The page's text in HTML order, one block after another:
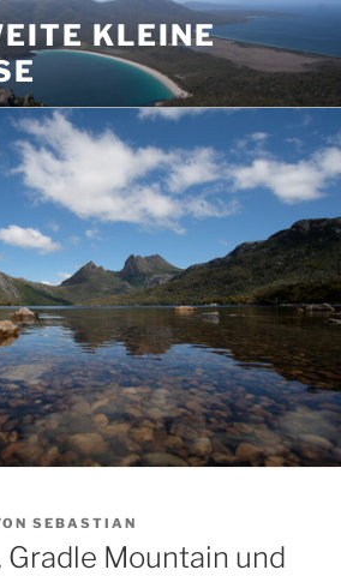
KLEINE
SEBASTIAN
Mountain und